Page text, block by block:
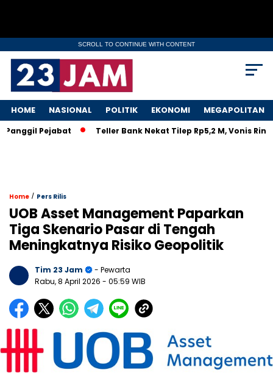
SCROLL TO CONTINUE WITH CONTENT
HOME NASIONAL POLITIK EKONOMI MEGAPOLITAN
Pejabat Teller Bank Nekat Tilep Rp5,2 M, Vonis Ringan
Home / Pers Rilis
UOB Asset Management Paparkan
Tiga Skenario Pasar di Tengah
Meningkatnya Risiko Geopolitik
Tim 23 Jam
- Pewarta
Rabu, 8 April 2026 - 05:59 WIB